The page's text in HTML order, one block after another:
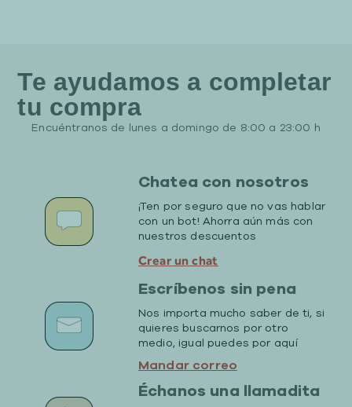
Te ayudamos a completar
tu compra
Encuéntranos de lunes a domingo de 8:00 a 23:00 h
Chatea con nosotros
¡Ten por seguro que no vas hablar
con un bot! Ahorra aún más con
nuestros descuentos
Crear un chat
Escríbenos sin pena
Nos importa mucho saber de ti, si
quieres buscarnos por otro
medio, igual puedes por aquí
Mandar correo
Échanos una llamadita